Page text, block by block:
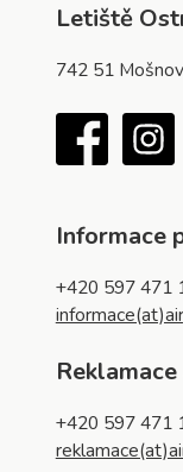
Letiště
742 51
Facebook
Informace
+420 597 471
+420 597 471